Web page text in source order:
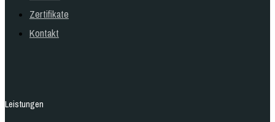
Zertifikate
Kontakt
Leistungen